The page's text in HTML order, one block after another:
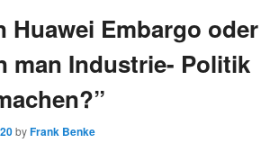
Huawei Embargo
man Industrie- Politik
byFrank Benke